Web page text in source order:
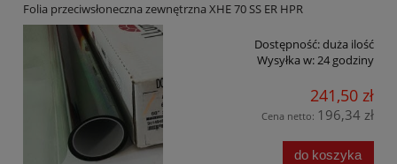
Folia przeciwsłoneczna zewnętrzna XHE 70 SS ER HPR
Dostępność:duża ilość
Wysyłka w:24 godziny
241,50 zł
Cena netto: 196,34 zł
do koszyka